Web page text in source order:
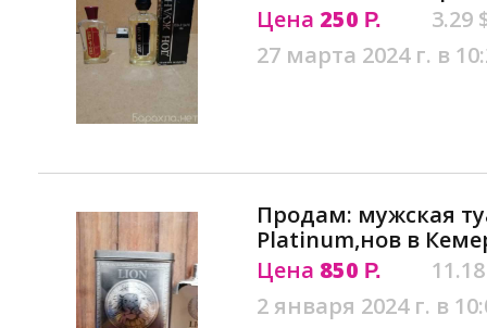
Цена 250 Р.
3.29
27 марта 2024 г. в
Продам: мужская
Platinum,нов в
Цена 850 Р.
2 января 2024 г. в